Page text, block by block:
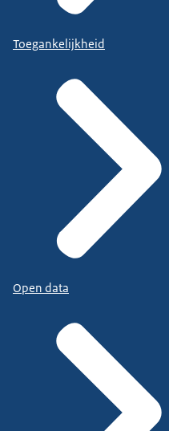
Toegankelijkheid
Open data